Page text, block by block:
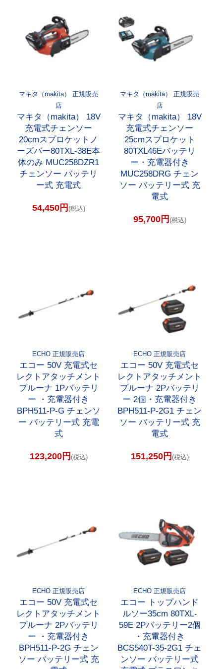
マキタ（makita） 正規販売
店
マキタ（makita） 18V
充電式チェンソー
20cmスプロケットノ
ーズバー80TXL-38E本
体のみ MUC258DZR1
チェンソー バッテリ
ー式 充電式
54,450円 (税込)
マキタ（makita） 正規販売
店
マキタ（makita） 18V
充電式チェンソー
25cmスプロケット
80TXL46Eバッテリ
ー・充電器付き
MUC258DRG チェン
ソー バッテリー式 充
電式
95,700円 (税込)
ECHO 正規販売店
エコー 50V 充電式セ
レクトアタッチメント
プルーナ 1Pバッテリ
ー ・充電器付き
BPH511-P-G チェンソ
ー バッテリー式 充電
式
123,200円 (税込)
ECHO 正規販売店
エコー 50V 充電式セ
レクトアタッチメント
プルーナ 2Pバッテリ
ー 2個・充電器付き
BPH511-P-2G1 チェン
ソー バッテリー式 充
電式
151,250円 (税込)
ECHO 正規販売店
エコー 50V 充電式セ
レクトアタッチメント
プルーナ 2Pバッテリ
ー ・充電器付き
BPH511-P-2G チェン
ソー バッテリー式 充
ECHO 正規販売店
エコー トップハンド
ルソー35cm 80TXL-
59E 2Pバッテリー2個
・充電器付き
BCS540T-35-2G1 チェ
ンソー バッテリー式